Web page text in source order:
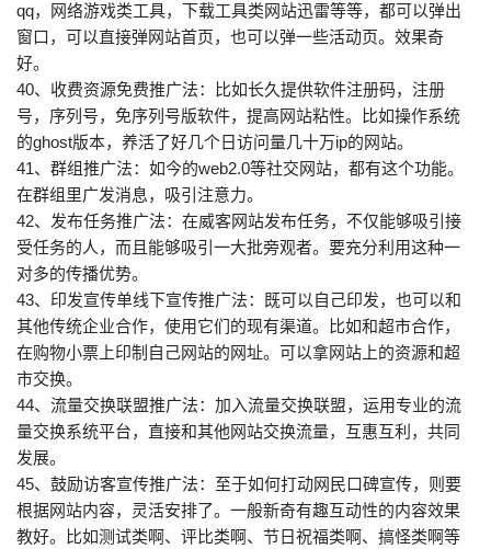
qq，网络游戏类工具，下载工具类网站迅雷等等，都可以弹出
窗口，可以直接弹网站首页，也可以弹一些活动页。效果奇
好。
40、收费资源免费推广法：比如长久提供软件注册码，注册
号，序列号，免序列号版软件，提高网站粘性。比如操作系统
的ghost版本，养活了好几个日访问量几十万ip的网站。
41、群组推广法：如今的web2.0等社交网站，都有这个功能。
在群组里广发消息，吸引注意力。
42、发布任务推广法：在威客网站发布任务，不仅能够吸引接
受任务的人，而且能够吸引一大批旁观者。要充分利用这种一
对多的传播优势。
43、印发宣传单线下宣传推广法：既可以自己印发，也可以和
其他传统企业合作，使用它们的现有渠道。比如和超市合作，
在购物小票上印制自己网站的网址。可以拿网站上的资源和超
市交换。
44、流量交换联盟推广法：加入流量交换联盟，运用专业的流
量交换系统平台，直接和其他网站交换流量，互惠互利，共同
发展。
45、鼓励访客宣传推广法：至于如何打动网民口碑宣传，则要
根据网站内容，灵活安排了。一般新奇有趣互动性的内容效果
教好。比如测试类啊、评比类啊、节日祝福类啊、搞怪类啊等